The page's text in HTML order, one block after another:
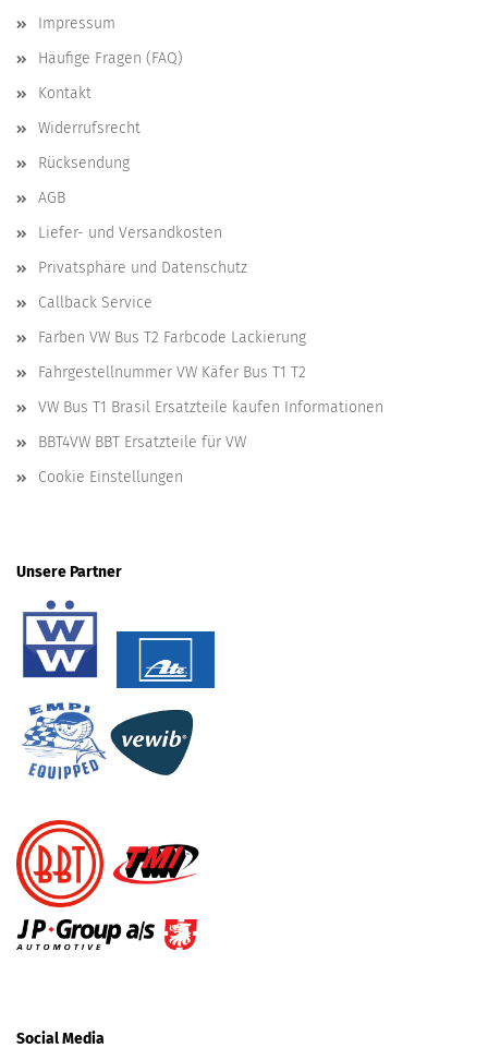
Impressum
Häufige Fragen (FAQ)
Kontakt
Widerrufsrecht
Rücksendung
AGB
Liefer- und Versandkosten
Privatsphäre und Datenschutz
Callback Service
Farben VW Bus T2 Farbcode Lackierung
Fahrgestellnummer VW Käfer Bus T1 T2
VW Bus T1 Brasil Ersatzteile kaufen Informationen
BBT4VW BBT Ersatzteile für VW
Cookie Einstellungen
Unsere Partner
Social Media